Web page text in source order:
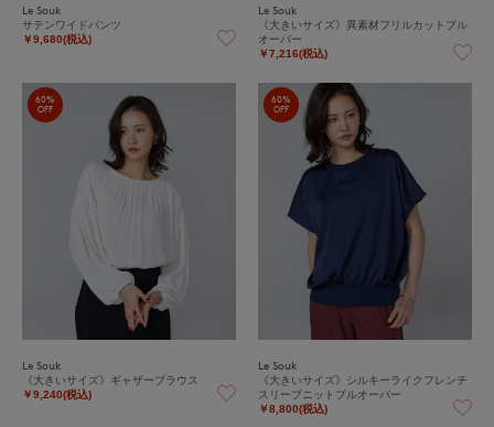
Le Souk
サテンワイドパンツ
￥9,680(税込)
Le Souk
《大きいサイズ》異素材フリルカットプル
オーバー
￥7,216(税込)
60%
OFF
Le Souk
《大きいサイズ》ギャザーブラウス
￥9,240(税込)
60%
OFF
Le Souk
《大きいサイズ》シルキーライクフレンチ
スリーブニットプルオーバー
￥8,800(税込)